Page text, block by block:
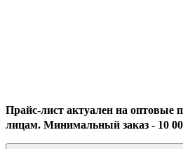
Прайс-лист актуален на оптовые
лицам. Минимальный заказ - 10